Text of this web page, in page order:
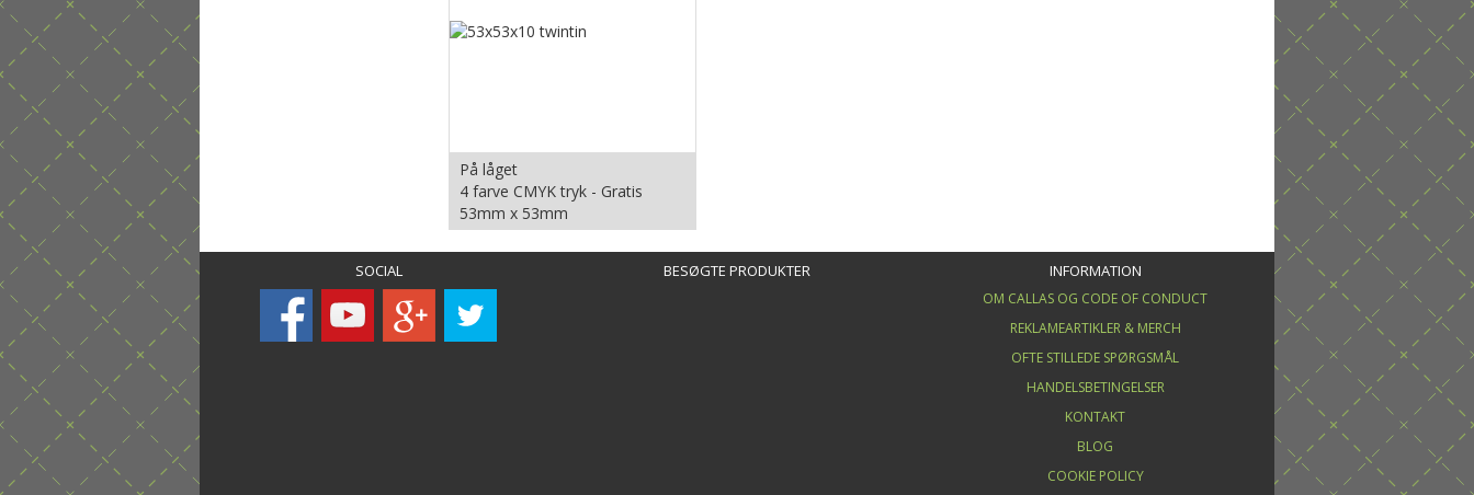
På låget
4 farve CMYK tryk - Gratis
53mm x 53mm
SOCIAL BESØGTE PRODUKTER INFORMATION
OM CALLAS OG CODE OF CONDUCT
REKLAMEARTIKLER & MERCH
OFTE STILLEDE SPØRGSMÅL
HANDELSBETINGELSER
KONTAKT
BLOG
COOKIE POLICY